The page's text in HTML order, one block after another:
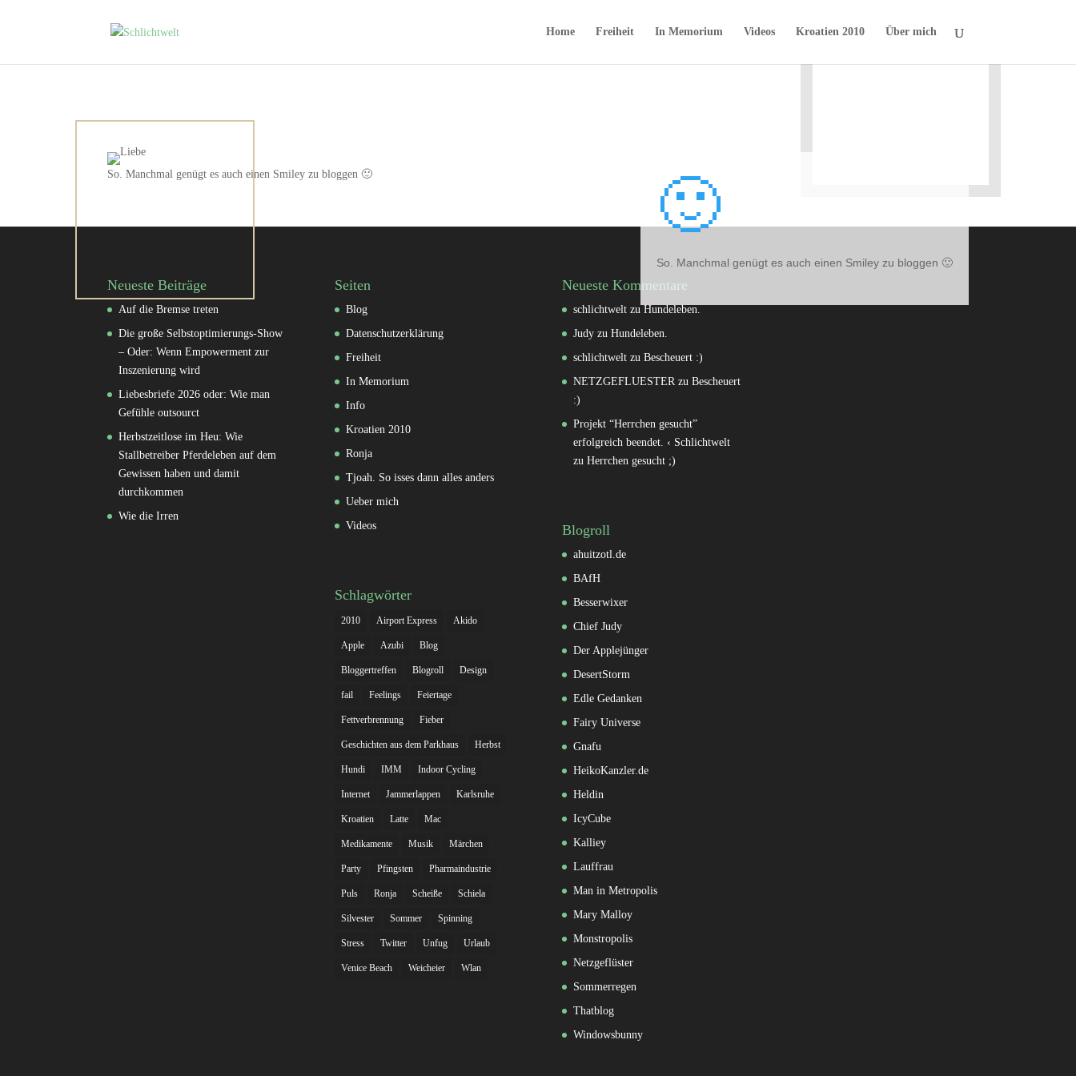
Home Freiheit In Memorium Videos Kroatien 2010 Über mich
🙂
So. Manchmal genügt es auch einen Smiley zu bloggen 🙂
So. Manchmal genügt es auch einen Smiley zu bloggen 🙂
Neueste Beiträge
Auf die Bremse treten
Die große Selbstoptimierungs-Show
– Oder: Wenn Empowerment zur
Inszenierung wird
Liebesbriefe 2026 oder: Wie man
Gefühle outsourct
Herbstzeitlose im Heu: Wie
Stallbetreiber Pferdeleben auf dem
Gewissen haben und damit
durchkommen
Wie die Irren
Seiten
Blog
Datenschutzerklärung
Freiheit
In Memorium
Info
Kroatien 2010
Ronja
Tjoah. So isses dann alles anders
Ueber mich
Videos
Schlagwörter
2010 Airport Express Akido
Apple Azubi Blog
Bloggertreffen Blogroll Design
fail Feelings Feiertage
Fettverbrennung Fieber
Geschichten aus dem Parkhaus Herbst
Hundi IMM Indoor Cycling
Internet Jammerlappen Karlsruhe
Kroatien Latte Mac
Medikamente Musik Märchen
Party Pfingsten Pharmaindustrie
Puls Ronja Scheiße Schiela
Silvester Sommer Spinning
Stress Twitter Unfug Urlaub
Venice Beach Weicheier Wlan
Neueste Kommentare
schlichtweltzu Hundeleben.
Judyzu Hundeleben.
schlichtweltzu Bescheuert :)
NETZGEFLUESTERzu Bescheuert
:)
Projekt “Herrchen gesucht”
erfolgreich beendet. ‹ Schlichtwelt
zu Herrchen gesucht ;)
Blogroll
ahuitzotl.de
BAfH
Besserwixer
Chief Judy
Der Applejünger
DesertStorm
Edle Gedanken
Fairy Universe
Gnafu
HeikoKanzler.de
Heldin
IcyCube
Kalliey
Lauffrau
Man in Metropolis
Mary Malloy
Monstropolis
Netzgeflüster
Sommerregen
Thatblog
Windowsbunny